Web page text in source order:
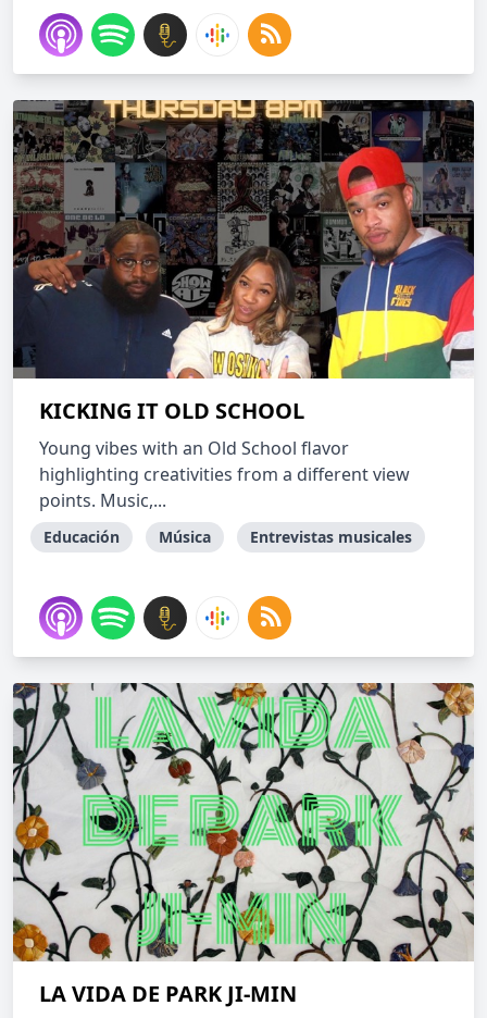
KICKING IT OLD SCHOOL
Young vibes with an Old School flavor
highlighting creativities from a different view
points. Music,...
Educación Música Entrevistas musicales
LA VIDA DE PARK JI-MIN